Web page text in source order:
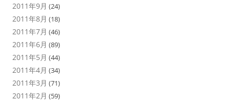
2011年9月 (24)
2011年8月 (18)
2011年7月 (46)
2011年6月 (89)
2011年5月 (44)
2011年4月 (34)
2011年3月 (71)
2011年2月 (59)